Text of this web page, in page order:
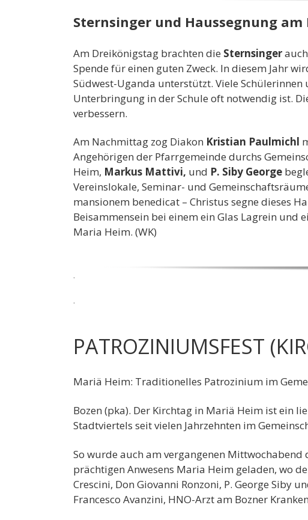
Sternsinger und Haussegnung
Am Dreikönigstag brachten die Sternsingerauch
Spende für einen guten Zweck. In diesem Jahr
Südwest-Uganda unterstützt. Viele
Unterbringung in der Schule oft notwendig ist.
verbessern.
Am Nachmittag zog Diakon Kristian Paulmichl
Angehörigen der Pfarrgemeinde durchs
Heim, Markus Mattivi, und P. Siby George
Vereinslokale, Seminar- und
mansionem benedicat – Christus segne dieses
Beisammensein bei einem ein Glas Lagrein und
Maria Heim. (WK)
.
.
PATROZINIUMSFEST
Mariä Heim: Traditionelles Patrozinium im
Bozen (pka). Der Kirchtag in Mariä Heim ist ein
Stadtviertels seit vielen Jahrzehnten im
So wurde auch am vergangenen
prächtigen Anwesens Maria Heim geladen, wo
Crescini, Don Giovanni Ronzoni, P. George
Francesco Avanzini, HNO-Arzt am Bozner